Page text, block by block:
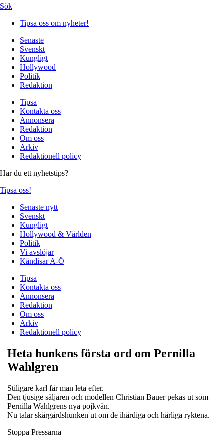
Sök
Tipsa oss om nyheter!
Senaste
Svenskt
Kungligt
Hollywood
Politik
Redaktion
Tipsa
Kontakta oss
Annonsera
Redaktion
Om oss
Arkiv
Redaktionell policy
Har du ett nyhetstips?
Tipsa oss!
Senaste nytt
Svenskt
Kungligt
Hollywood & Världen
Politik
Vi avslöjar
Kändisar A-Ö
Tipsa
Kontakta oss
Annonsera
Redaktion
Om oss
Arkiv
Redaktionell policy
Heta hunkens första ord om Pernilla
Wahlgren
Stiligare karl får man leta efter.
Den tjusige säljaren och modellen Christian Bauer pekas ut som
Pernilla Wahlgrens nya pojkvän.
Nu talar skärgårdshunken ut om de ihärdiga och härliga ryktena.
Stoppa Pressarna